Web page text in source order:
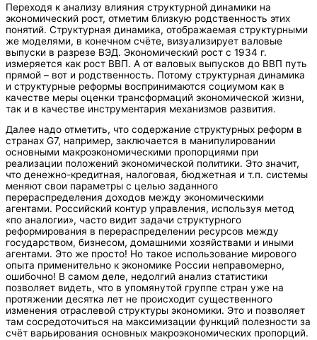
Переходя к анализу влияния структурной динамики на
экономический рост, отметим близкую родственность этих
понятий. Структурная динамика, отображаемая структурными
же моделями, в конечном счёте, визуализирует валовые
выпуски в разрезе ВЭД. Экономический рост с 1934 г.
измеряется как рост ВВП. А от валовых выпусков до ВВП путь
прямой – вот и родственность. Потому структурная динамика
и структурные реформы воспринимаются социумом как в
качестве меры оценки трансформаций экономической жизни,
так и в качестве инструментария механизмов развития.
Далее надо отметить, что содержание структурных реформ в
странах G7, например, заключается в манипулировании
основными макроэкономическими пропорциями при
реализации положений экономической политики. Это значит,
что денежно-кредитная, налоговая, бюджетная и т.п. системы
меняют свои параметры с целью заданного
перераспределения доходов между экономическими
агентами. Российский контур управления, используя метод
«по аналогии», часто видит задачи структурного
реформирования в перераспределении ресурсов между
государством, бизнесом, домашними хозяйствами и иными
агентами. Это же просто! Но такое использование мирового
опыта применительно к экономике России неправомерно,
ошибочно! В самом деле, недолгий анализ статистики
позволяет видеть, что в упомянутой группе стран уже на
протяжении десятка лет не происходит существенного
изменения отраслевой структуры экономики. Это и позволяет
там сосредоточиться на максимизации функций полезности за
счёт варьирования основных макроэкономических пропорций.